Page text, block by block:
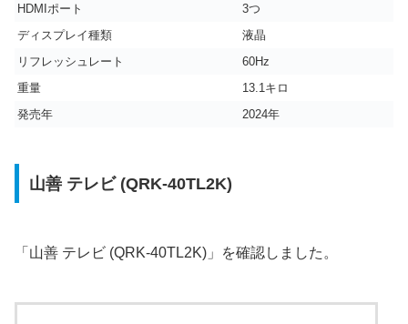
HDMIポート
‎3つ
ディスプレイ種類
液晶
リフレッシュレート
60Hz
重量
13.1キロ
発売年
2024年
山善 テレビ (QRK-40TL2K)
「山善 テレビ (QRK-40TL2K)」を確認しました。